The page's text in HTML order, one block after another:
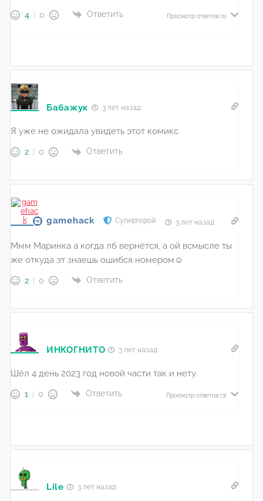
4 0 Ответить Просмотр ответов (1)
Бабажук 3 лет назад
Я уже не ожидала увидеть этот комикс
2 0 Ответить
gamehack Супергерой 3 лет назад
Ммм Маринка а когда лб вернётся, а ой всмысле ты
же откуда эт знаешь ошибся номером☺️
2 0 Ответить
ИНКОГНИТО 3 лет назад
Шёл 4 день 2023 год новой части так и нету.
1 0 Ответить Просмотр ответов (3)
Lile 3 лет назад